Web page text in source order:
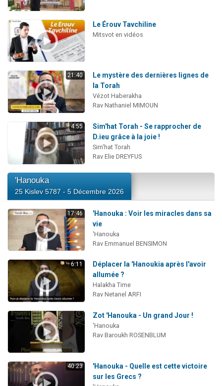
Le Érouv Tavchiline
Mitsvot en vidéos
21:40
Le mystère des dernières lignes de
la Torah
Vézot Haberakha
Rav Nathaniel MIMOUN
4:55
Sim'hat Torah - Se rapprocher de
D.ieu grâce à la joie !
Sim'hat Torah
Rav Elie DREYFUS
'Hanouka
25 Kislev 5787 - 5 Décembre 2026
17:46
'Hanouka : Voir les miracles dans sa
vie
'Hanouka
Rav Emmanuel BENSIMON
6:11
Déplacer la 'Hanoukia après l'avoir
allumée ?
Halakha Time
Rav Netanel ARFI
Zot 'Hanouka - Un grand Jour !
'Hanouka
Rav Baroukh ROSENBLUM
40:23
'Hanouka - Quelle est cette victoire
sur les Grecs ?